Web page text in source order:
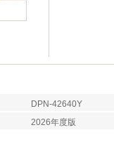
DPN-42640Y
2026年度版